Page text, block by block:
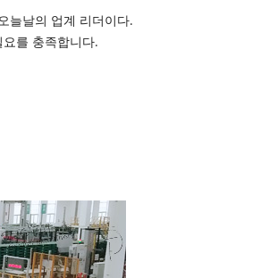
늘날의 업계 리더이다.
를 충족합니다.